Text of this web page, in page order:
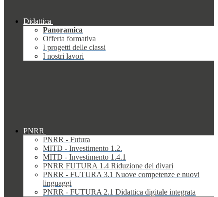
Didattica
Panoramica
Offerta formativa
I progetti delle classi
I nostri lavori
PNRR
PNRR - Futura
MITD - Investimento 1.2.
MITD - Investimento 1.4.1
PNRR FUTURA 1.4 Riduzione dei divari
PNRR - FUTURA 3.1 Nuove competenze e nuovi
linguaggi
PNRR - FUTURA 2.1 Didattica digitale integrata